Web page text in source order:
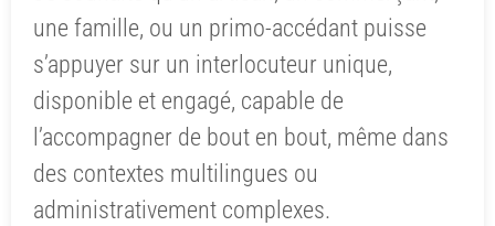
une famille, ou un primo-accédant puisse
s’appuyer sur un interlocuteur unique,
disponible et engagé, capable de
l’accompagner de bout en bout, même dans
des contextes multilingues ou
administrativement complexes.